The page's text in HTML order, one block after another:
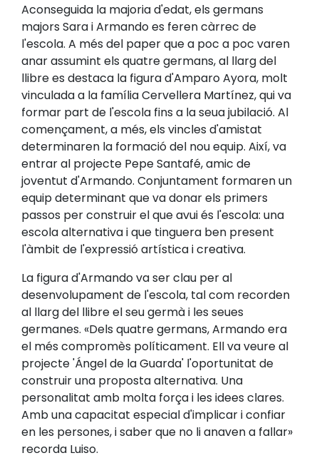
Aconseguida la majoria d'edat, els germans
majors Sara i Armando es feren càrrec de
l'escola. A més del paper que a poc a poc varen
anar assumint els quatre germans, al llarg del
llibre es destaca la figura d'Amparo Ayora, molt
vinculada a la família Cervellera Martínez, qui va
formar part de l'escola fins a la seua jubilació. Al
començament, a més, els vincles d'amistat
determinaren la formació del nou equip. Així, va
entrar al projecte Pepe Santafé, amic de
joventut d'Armando. Conjuntament formaren un
equip determinant que va donar els primers
passos per construir el que avui és l'escola: una
escola alternativa i que tinguera ben present
l'àmbit de l'expressió artística i creativa.
La figura d'Armando va ser clau per al
desenvolupament de l'escola, tal com recorden
al llarg del llibre el seu germà i les seues
germanes. «Dels quatre germans, Armando era
el més compromès políticament. Ell va veure al
projecte 'Ángel de la Guarda' l'oportunitat de
construir una proposta alternativa. Una
personalitat amb molta força i les idees clares.
Amb una capacitat especial d'implicar i confiar
en les persones, i saber que no li anaven a fallar»
recorda Luiso.